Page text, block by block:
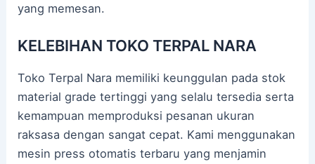
yang memesan.
KELEBIHAN TOKO TERPAL NARA
Toko Terpal Nara memiliki keunggulan pada stok
material grade tertinggi yang selalu tersedia serta
kemampuan memproduksi pesanan ukuran
raksasa dengan sangat cepat. Kami menggunakan
mesin press otomatis terbaru yang menjamin